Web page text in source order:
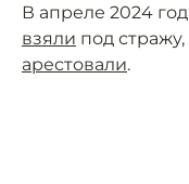
В апреле 2024
взяли под
арестовали.